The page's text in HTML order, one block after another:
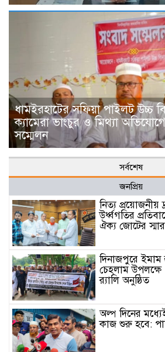
ধামইরহাটের সফিয়া পাইলট উচ্চ
ক্যামেরা ভাংচুর ও মিথ্যা
সম্মেলন
সর্বশেষ
জনপ্রিয়
নিত্য প্রয়োজনীয়
উর্ধ্বগতির
ঐক্য জোটের
দিনাজপুরে
চেহলাম
র‍্যালি অনুষ্ঠিত
অল্প দিনের
কাজ শুরু হবে: